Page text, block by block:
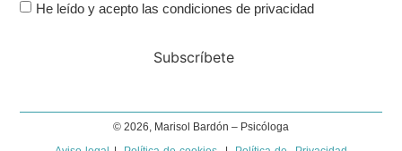
He leído y acepto las condiciones de privacidad
Subscríbete
© 2026, Marisol Bardón – Psicóloga